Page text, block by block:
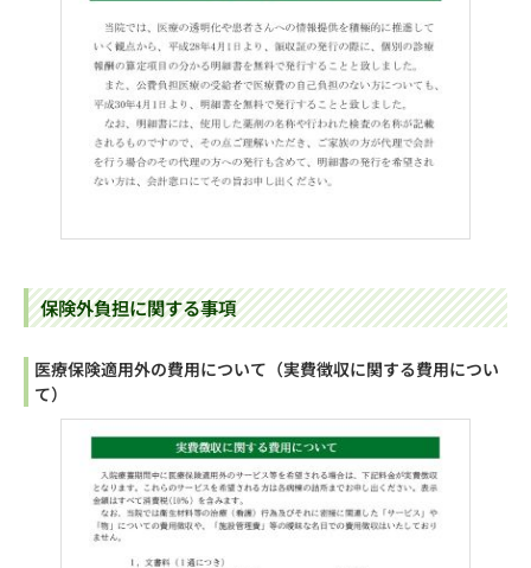
保険外負担に関する事項
医療保険適用外の費用について（実費徴収に関する費用につい
て）